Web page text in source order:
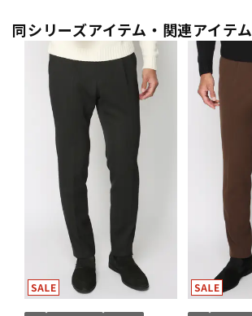
同シリーズアイテム・関連アイテム